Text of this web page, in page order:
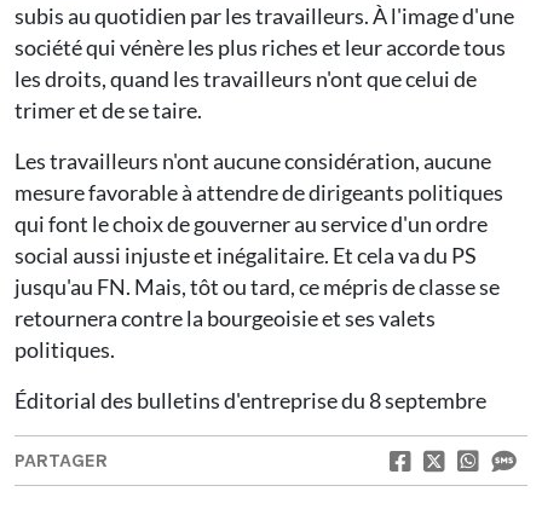
subis au quotidien par les travailleurs. À l'image d'une
société qui vénère les plus riches et leur accorde tous
les droits, quand les travailleurs n'ont que celui de
trimer et de se taire.
Les travailleurs n'ont aucune considération, aucune
mesure favorable à attendre de dirigeants politiques
qui font le choix de gouverner au service d'un ordre
social aussi injuste et inégalitaire. Et cela va du PS
jusqu'au FN. Mais, tôt ou tard, ce mépris de classe se
retournera contre la bourgeoisie et ses valets
politiques.
Éditorial des bulletins d'entreprise du 8 septembre
PARTAGER